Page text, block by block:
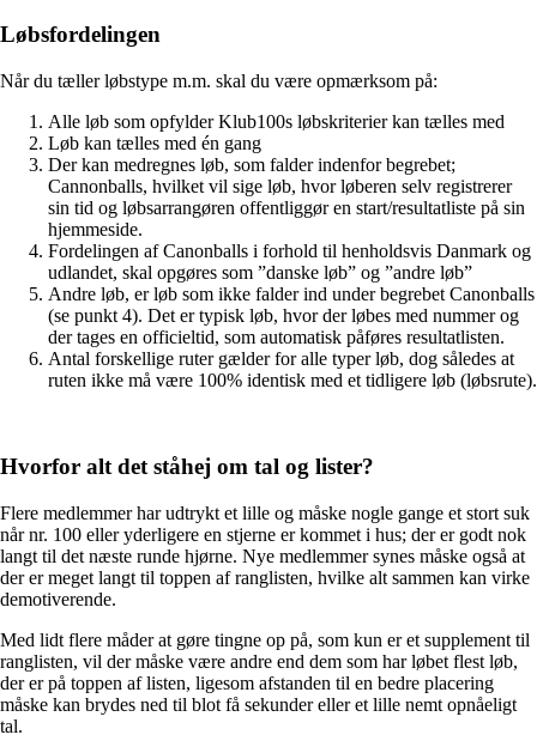
Løbsfordelingen
Når du tæller løbstype m.m. skal du være opmærksom på:
Alle løb som opfylder Klub100s løbskriterier kan tælles med
Løb kan tælles med én gang
Der kan medregnes løb, som falder indenfor begrebet;
Cannonballs, hvilket vil sige løb, hvor løberen selv registrerer
sin tid og løbsarrangøren offentliggør en start/resultatliste på sin
hjemmeside.
Fordelingen af Canonballs i forhold til henholdsvis Danmark og
udlandet, skal opgøres som ”danske løb” og ”andre løb”
Andre løb, er løb som ikke falder ind under begrebet Canonballs
(se punkt 4). Det er typisk løb, hvor der løbes med nummer og
der tages en officieltid, som automatisk påføres resultatlisten.
Antal forskellige ruter gælder for alle typer løb, dog således at
ruten ikke må være 100% identisk med et tidligere løb (løbsrute).
Hvorfor alt det ståhej om tal og lister?
Flere medlemmer har udtrykt et lille og måske nogle gange et stort suk
når nr. 100 eller yderligere en stjerne er kommet i hus; der er godt nok
langt til det næste runde hjørne. Nye medlemmer synes måske også at
der er meget langt til toppen af ranglisten, hvilke alt sammen kan virke
demotiverende.
Med lidt flere måder at gøre tingne op på, som kun er et supplement til
ranglisten, vil der måske være andre end dem som har løbet flest løb,
der er på toppen af listen, ligesom afstanden til en bedre placering
måske kan brydes ned til blot få sekunder eller et lille nemt opnåeligt
tal.